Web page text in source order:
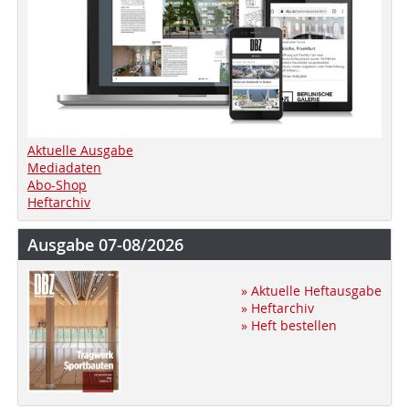
Aktuelle Ausgabe
Mediadaten
Abo-Shop
Heftarchiv
Ausgabe 07-08/2026
» Aktuelle Heftausgabe
» Heftarchiv
» Heft bestellen